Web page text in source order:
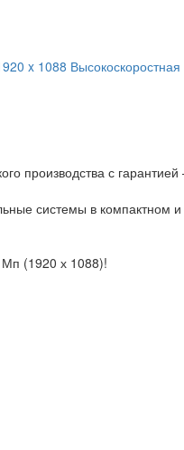
x 1088
производства с гарантией
системы в
Мп (1920 х 1088)!